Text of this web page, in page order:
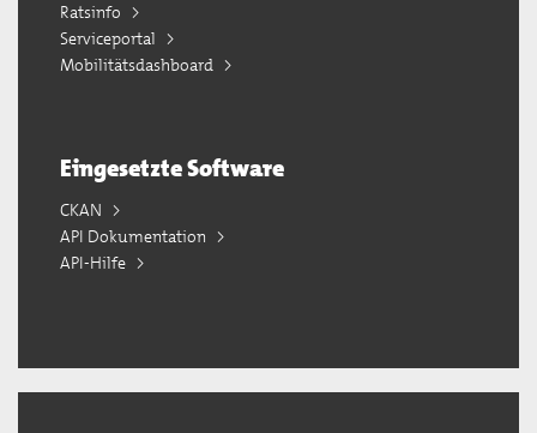
Ratsinfo
Serviceportal
Mobilitätsdashboard
Eingesetzte Software
CKAN
API Dokumentation
API-Hilfe